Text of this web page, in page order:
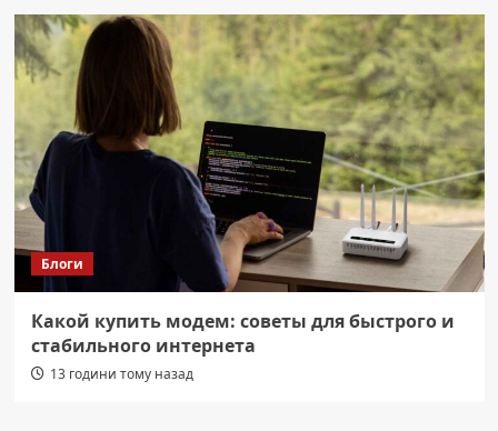
Блоги
Какой купить модем: советы для быстрого и
стабильного интернета
13 години тому назад